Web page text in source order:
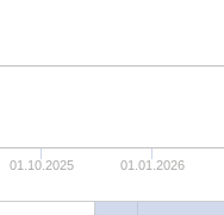
01.10.2025 01.01.2026